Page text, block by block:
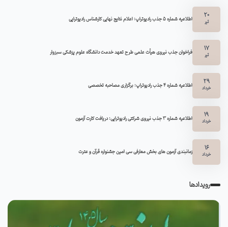
20
تیر اطلاعیه شماره 5 جذب رادیوتراپ: اعلام نتایج نهایی کارشناس رادیوتراپی
17
تیر فراخوان جذب نیروی هیأت علمی طرح تعهد خدمت دانشگاه علوم پزشکی سبزوار
29
خرداد اطلاعیه شماره ۴ جذب رادیوتراپ: برگزاری مصاحبه تخصصی
19
خرداد اطلاعیه شماره 3 جذب نیروی شرکتی رادیوتراپی: دریافت کارت آزمون
16
خرداد زمانبندی آزمون های بخش معارفی سی امین جشنواره قرآن و عترت
رویدادها